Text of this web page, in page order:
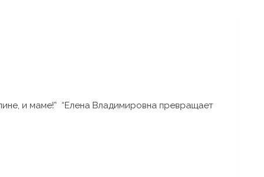
и маме!” “Елена Владимировна превращает